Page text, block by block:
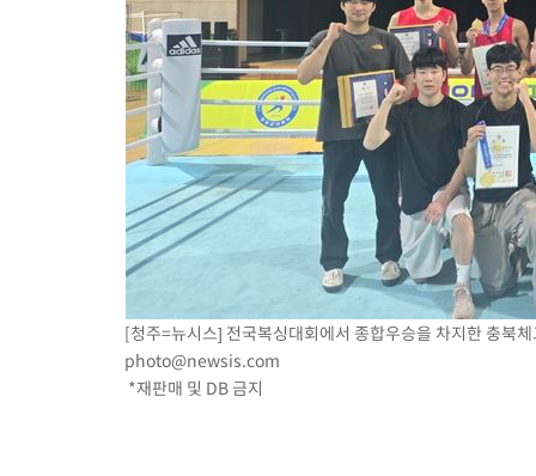
[속보]與 대표 경선 제주·인천 당원투표…金 47.75%·鄭
42.08%·宋 10.17%이강인 "아틀레티코 이적 기뻐…등번호 7번 의미보단 팀 위해
[속보]與 당대표 경선, 제주·인천 권리당원 투표 김민석 승리
낮 최고 35도 '무더위'…동해안 시간당 30㎜ '강한 비'[내일날
[속보]이강인 "감독님이 원하는 마음 느꼈고, 많은 트로피 원해
수도권 40도 육박 '펄펄'…동해안 일부 지역엔 호의주의보
온열질환 사망자 3명 늘어…누적 환자 3000명 돌파
강릉에 시간당 81.4㎜ 물폭탄…도로 잠기고 담벼락 붕괴
백운산서 80년근 천종산삼 9뿌리 발견…감정가 1.3억원
선재도서 해루질 나섰다 실종 60대, 닷새 만에 숨진 채 발견
남자 농구, 나고야 아시안게임서 '홈팀' 일본과 한일전
여수 오동도 해상서 모터보트 전복…1명 사망·1명 실종
[청주=뉴시스] 전국복싱대회에서 종합우승을 차지한 충북
photo@newsis.com
*재판매 및 DB 금지